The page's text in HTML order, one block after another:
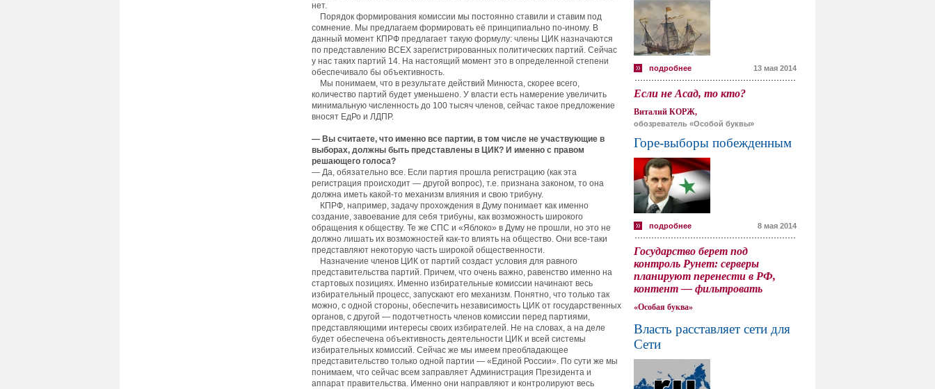
нет.
Порядок формирования комиссии мы постоянно ставили и ставим под
сомнение. Мы предлагаем формировать её принципиально по-иному. В
данный момент КПРФ предлагает такую формулу: члены ЦИК назначаются
по представлению ВСЕХ зарегистрированных политических партий. Сейчас
у нас таких партий 14. На настоящий момент это в определенной степени
обеспечивало бы объективность.
Мы понимаем, что в результате действий Минюста, скорее всего,
количество партий будет уменьшено. У власти есть намерение увеличить
минимальную численность до 100 тысяч членов, сейчас такое предложение
вносят ЕдРо и ЛДПР.
— Вы считаете, что именно все партии, в том числе не участвующие в
выборах, должны быть представлены в ЦИК? И именно с правом
решающего голоса?
— Да, обязательно все. Если партия прошла регистрацию (как эта
регистрация происходит — другой вопрос), т.е. признана законом, то она
должна иметь какой-то механизм влияния и свою трибуну.
КПРФ, например, задачу прохождения в Думу понимает как именно
создание, завоевание для себя трибуны, как возможность широкого
обращения к обществу. Те же СПС и «Яблоко» в Думу не прошли, но это не
должно лишать их возможностей как-то влиять на общество. Они все-таки
представляют некоторую часть широкой общественности.
Назначение членов ЦИК от партий создаст условия для равного
представительства партий. Причем, что очень важно, равенство именно на
стартовых позициях. Именно избирательные комиссии начинают весь
избирательный процесс, запускают его механизм. Понятно, что только так
можно, с одной стороны, обеспечить независимость ЦИК от государственных
органов, с другой — подотчетность членов комиссии перед партиями,
представляющими интересы своих избирателей. Не на словах, а на деле
будет обеспечена объективность деятельности ЦИК и всей системы
избирательных комиссий. Сейчас же мы имеем преобладающее
представительство только одной партии — «Единой России». По сути же мы
понимаем, что сейчас всем заправляет Администрация Президента и
аппарат правительства. Именно они направляют и контролируют весь
подробнее 13 мая 2014
Если не Асад, то кто?
Виталий КОРЖ,
обозреватель «Особой буквы»
Горе-выборы побежденным
подробнее 8 мая 2014
Государство берет под
контроль Рунет: серверы
планируют перенести в РФ,
контент — фильтровать
«Особая буква»
Власть расставляет сети для
Сети